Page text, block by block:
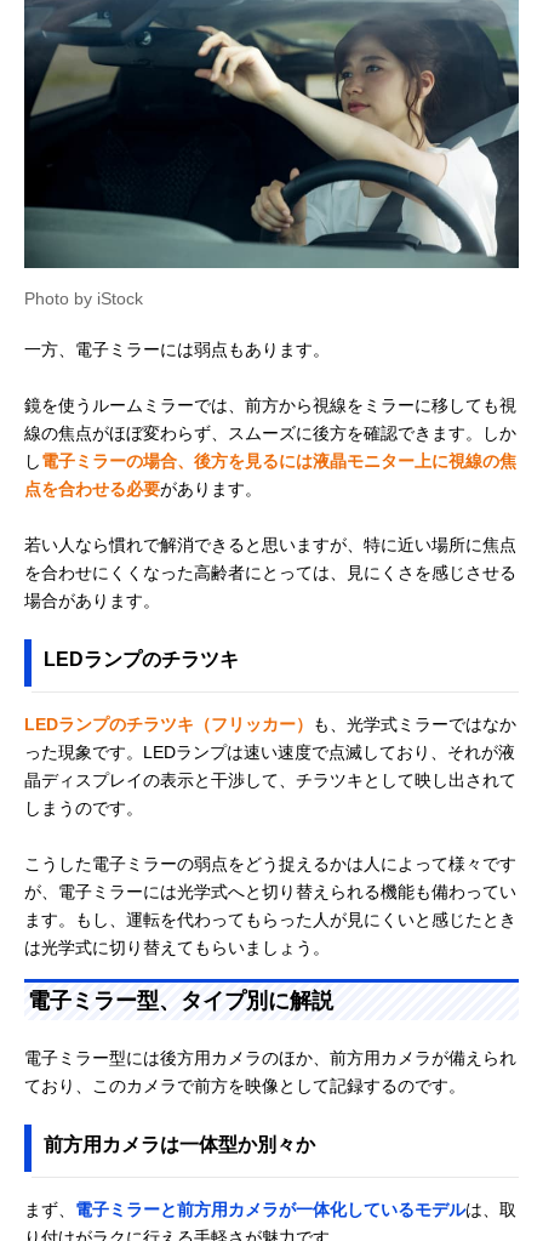
Photo by iStock
一方、電子ミラーには弱点もあります。
鏡を使うルームミラーでは、前方から視線をミラーに移しても視
線の焦点がほぼ変わらず、スムーズに後方を確認できます。しか
し電子ミラーの場合、後方を見るには液晶モニター上に視線の焦
点を合わせる必要があります。
若い人なら慣れで解消できると思いますが、特に近い場所に焦点
を合わせにくくなった高齢者にとっては、見にくさを感じさせる
場合があります。
LEDランプのチラツキ
LEDランプのチラツキ（フリッカー）
も、光学式ミラーではなか
った現象です。LEDランプは速い速度で点滅しており、それが液
晶ディスプレイの表示と干渉して、チラツキとして映し出されて
しまうのです。
こうした電子ミラーの弱点をどう捉えるかは人によって様々です
が、電子ミラーには光学式へと切り替えられる機能も備わってい
ます。もし、運転を代わってもらった人が見にくいと感じたとき
は光学式に切り替えてもらいましょう。
電子ミラー型、タイプ別に解説
電子ミラー型には後方用カメラのほか、前方用カメラが備えられ
ており、このカメラで前方を映像として記録するのです。
前方用カメラは一体型か別々か
まず、 電子ミラーと前方用カメラが一体化しているモデルは、取